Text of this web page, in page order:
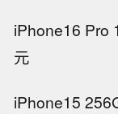
iPhone16 Pro
元
iPhone15